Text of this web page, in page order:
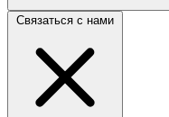
Связаться с нами